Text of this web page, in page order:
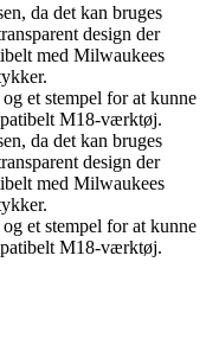
da det kan bruges
design der
med Milwaukees
et stempel for at kunne
M18-værktøj.
da det kan bruges
design der
med Milwaukees
et stempel for at kunne
M18-værktøj.